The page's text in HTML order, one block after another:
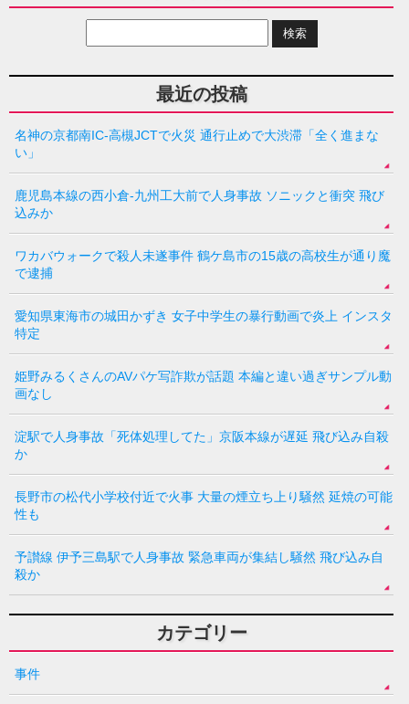
最近の投稿
名神の京都南IC-高槻JCTで火災 通行止めで大渋滞「全く進まな
い」
鹿児島本線の西小倉-九州工大前で人身事故 ソニックと衝突 飛び
込みか
ワカバウォークで殺人未遂事件 鶴ケ島市の15歳の高校生が通り魔
で逮捕
愛知県東海市の城田かずき 女子中学生の暴行動画で炎上 インスタ
特定
姫野みるくさんのAVパケ写詐欺が話題 本編と違い過ぎサンプル動
画なし
淀駅で人身事故「死体処理してた」京阪本線が遅延 飛び込み自殺
か
長野市の松代小学校付近で火事 大量の煙立ち上り騒然 延焼の可能
性も
予讃線 伊予三島駅で人身事故 緊急車両が集結し騒然 飛び込み自
殺か
カテゴリー
事件